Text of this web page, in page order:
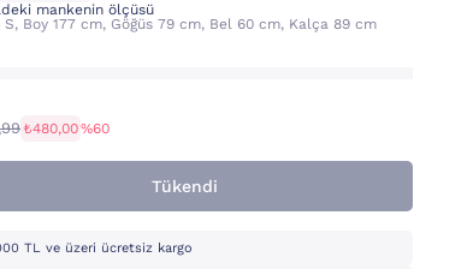
mankenin ölçüsü
S, Boy 177 cm, Göğüs 79 cm, Bel 60 cm, Kalça 89 cm
₺480,00%60
Tükendi
TL ve üzeri ücretsiz kargo